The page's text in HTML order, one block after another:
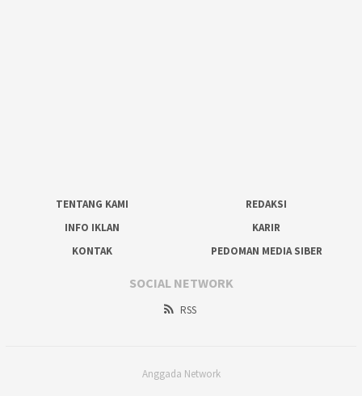
TENTANG KAMI
REDAKSI
INFO IKLAN
KARIR
KONTAK
PEDOMAN MEDIA SIBER
SOCIAL NETWORK
RSS
Anggada Network